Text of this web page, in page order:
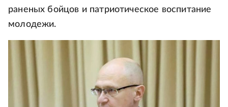
раненых бойцов и патриотическое воспитание
молодежи.